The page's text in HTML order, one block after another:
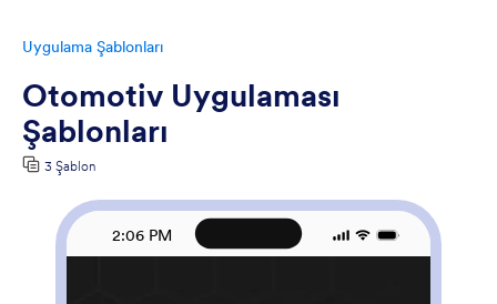
Uygulama Şablonları
Otomotiv Uygulaması
Şablonları
3 Şablon
2:06 PM